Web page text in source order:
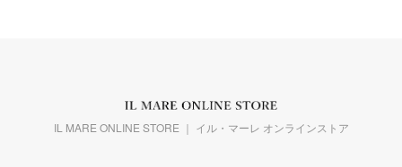
IL MARE ONLINE STORE ｜ イル・マーレ オンラインストア